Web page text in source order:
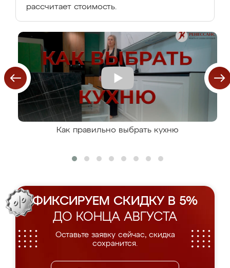
рассчитает стоимость.
Как правильно выбрать кухню
ФИКСИРУЕМ СКИДКУ В 5%
ДО КОНЦА АВГУСТА
Оставьте заявку сейчас, скидка
сохранится.